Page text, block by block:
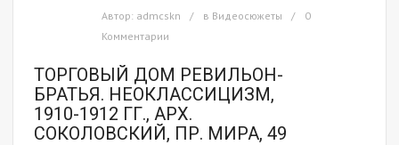
Автор: admcskn в Видеосюжеты
0
Комментарии
ТОРГОВЫЙ ДОМ РЕВИЛЬОН-
БРАТЬЯ. НЕОКЛАССИЦИЗМ,
1910-1912 ГГ., АРХ.
СОКОЛОВСКИЙ, ПР. МИРА, 49